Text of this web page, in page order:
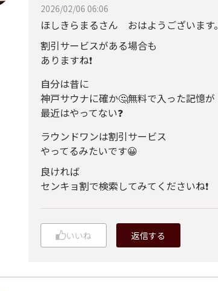
2026/02/06 06:06
ほしきらまるさん おはようございます。
割引サービスがある場合も
ありますね❗
自分は昔に
神戸サウナに確か🤔無料で入った記憶が
最近はやってない❓
ラウンドワンは割引サービス
やってるみたいです😀
良ければ
センキョ割で検索してみてくださいね❗
いいね 返信する